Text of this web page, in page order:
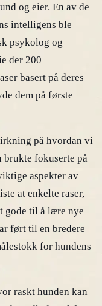
og eier. En av de
intelligens ble
psykolog og
der 200
basert på deres
dem på første
på hvordan vi
brukte fokuserte på
aspekter av
at enkelte raser,
gode til å lære nye
ført til en bredere
for hundens
raskt hunden kan